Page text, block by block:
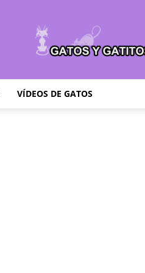
VÍDEOS DE GATOS